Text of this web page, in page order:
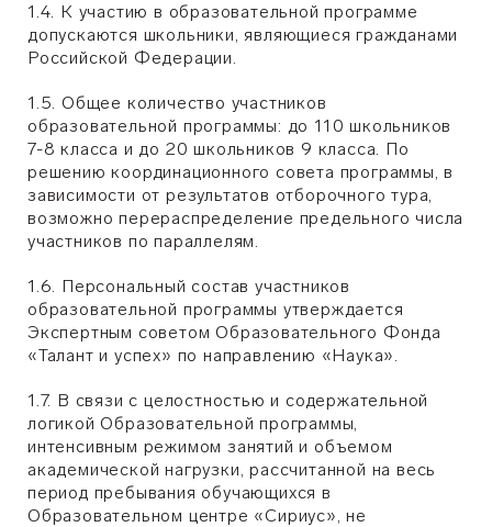
1.4. К участию в образовательной программе
допускаются школьники, являющиеся гражданами
Российской Федерации.
1.5. Общее количество участников
образовательной программы: до 110 школьников
7-8 класса и до 20 школьников 9 класса. По
решению координационного совета программы, в
зависимости от результатов отборочного тура,
возможно перераспределение предельного числа
участников по параллелям.
1.6. Персональный состав участников
образовательной программы утверждается
Экспертным советом Образовательного Фонда
«Талант и успех» по направлению «Наука».
1.7. В связи с целостностью и содержательной
логикой Образовательной программы,
интенсивным режимом занятий и объемом
академической нагрузки, рассчитанной на весь
период пребывания обучающихся в
Образовательном центре «Сириус», не